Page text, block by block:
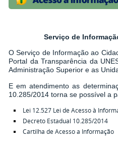
Serviço de
O Serviço de Informação ao
Portal da Transparência da
Administração Superior e as
E em atendimento as
10.285/2014torna se possível a
Lei 12.527 Lei de Acesso à
Decreto Estadual 10.285/2014
Cartilha de Acesso a Informação